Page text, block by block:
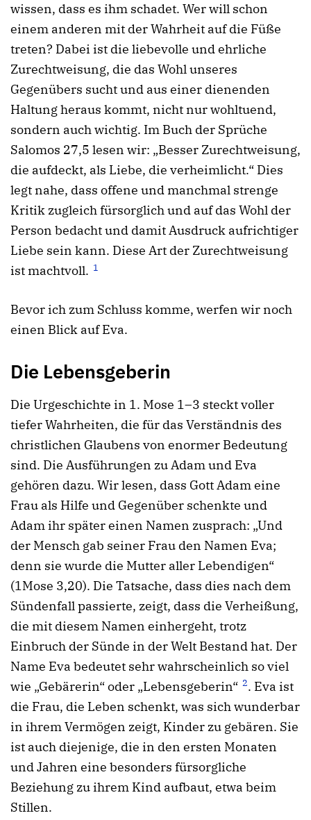
wissen, dass es ihm schadet. Wer will schon
einem anderen mit der Wahrheit auf die Füße
treten? Dabei ist die liebevolle und ehrliche
Zurechtweisung, die das Wohl unseres
Gegenübers sucht und aus einer dienenden
Haltung heraus kommt, nicht nur wohltuend,
sondern auch wichtig. Im Buch der Sprüche
Salomos 27,5 lesen wir: „Besser Zurechtweisung,
die aufdeckt, als Liebe, die verheimlicht.“ Dies
legt nahe, dass offene und manchmal strenge
Kritik zugleich fürsorglich und auf das Wohl der
Person bedacht und damit Ausdruck aufrichtiger
Liebe sein kann. Diese Art der Zurechtweisung
ist machtvoll. 1
Bevor ich zum Schluss komme, werfen wir noch
einen Blick auf Eva.
Die Lebensgeberin
Die Urgeschichte in 1. Mose 1–3 steckt voller
tiefer Wahrheiten, die für das Verständnis des
christlichen Glaubens von enormer Bedeutung
sind. Die Ausführungen zu Adam und Eva
gehören dazu. Wir lesen, dass Gott Adam eine
Frau als Hilfe und Gegenüber schenkte und
Adam ihr später einen Namen zusprach: „Und
der Mensch gab seiner Frau den Namen Eva;
denn sie wurde die Mutter aller Lebendigen“
(1Mose 3,20). Die Tatsache, dass dies nach dem
Sündenfall passierte, zeigt, dass die Verheißung,
die mit diesem Namen einhergeht, trotz
Einbruch der Sünde in der Welt Bestand hat. Der
Name Eva bedeutet sehr wahrscheinlich so viel
wie „Gebärerin“ oder „Lebensgeberin“ 2. Eva ist
die Frau, die Leben schenkt, was sich wunderbar
in ihrem Vermögen zeigt, Kinder zu gebären. Sie
ist auch diejenige, die in den ersten Monaten
und Jahren eine besonders fürsorgliche
Beziehung zu ihrem Kind aufbaut, etwa beim
Stillen.